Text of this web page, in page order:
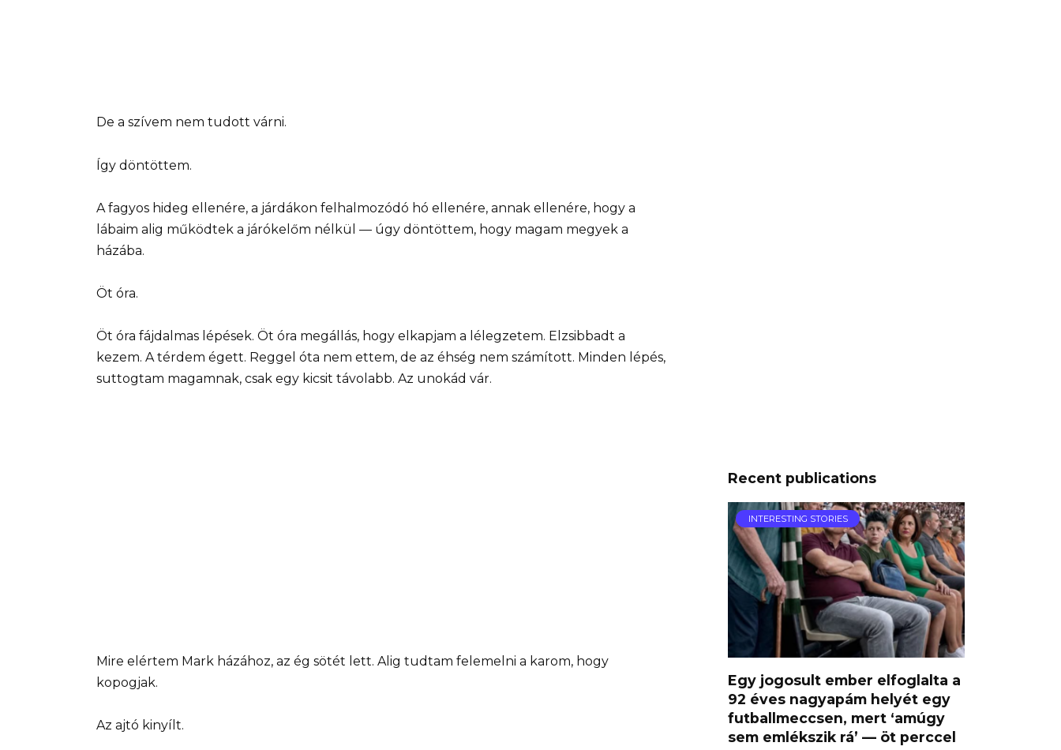
De a szívem nem tudott várni.
Így döntöttem.
A fagyos hideg ellenére, a járdákon felhalmozódó hó ellenére, annak ellenére, hogy a
lábaim alig működtek a járókelőm nélkül — úgy döntöttem, hogy magam megyek a
házába.
Öt óra.
Öt óra fájdalmas lépések. Öt óra megállás, hogy elkapjam a lélegzetem. Elzsibbadt a
kezem. A térdem égett. Reggel óta nem ettem, de az éhség nem számított. Minden lépés,
suttogtam magamnak, csak egy kicsit távolabb. Az unokád vár.
Mire elértem Mark házához, az ég sötét lett. Alig tudtam felemelni a karom, hogy
kopogjak.
Az ajtó kinyílt.
Recent publications
INTERESTING STORIES
Egy jogosult ember elfoglalta a
92 éves nagyapám helyét egy
futballmeccsen, mert ‘amúgy
sem emlékszik rá’ — öt perccel